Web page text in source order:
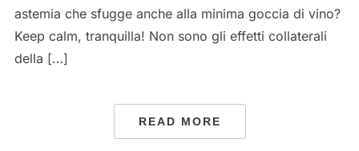
astemia che sfugge anche alla minima goccia di vino?
Keep calm, tranquilla! Non sono gli effetti collaterali
della […]
READ MORE